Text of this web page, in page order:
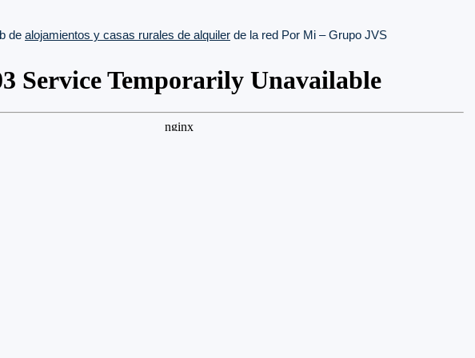
de alojamientos y casas rurales de alquiler de la red Por Mi – Grupo JVS